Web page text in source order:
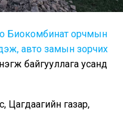
Биокомбинат орчмын
авто замын зорчих
байгууллага усанд
Цагдаагийн газар,